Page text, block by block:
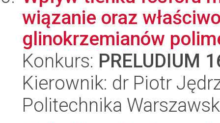
wiązanie oraz
glinokrzemianów
Konkurs: PRELUDIUM
Kierownik: dr Piotr
Politechnika